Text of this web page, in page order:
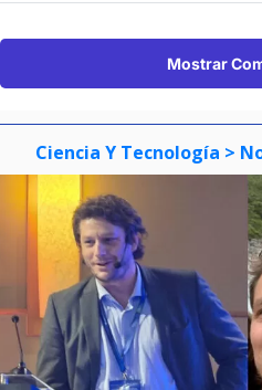
Mostrar
Ciencia Y Tecnología >